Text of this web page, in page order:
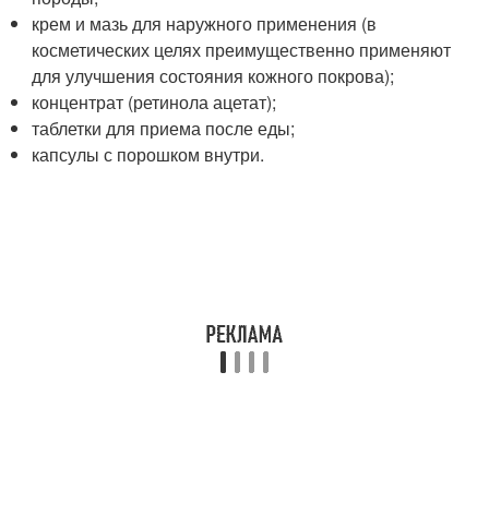
крем и мазь для наружного применения (в
косметических целях преимущественно применяют
для улучшения состояния кожного покрова);
концентрат (ретинола ацетат);
таблетки для приема после еды;
капсулы с порошком внутри.